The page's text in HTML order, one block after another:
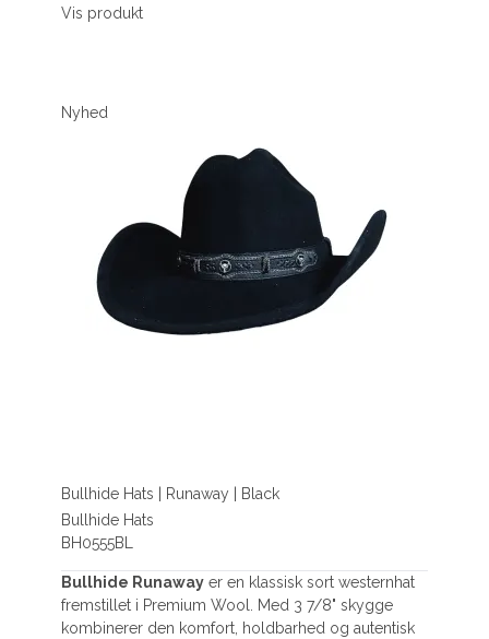
Vis produkt
Nyhed
Bullhide Hats | Runaway | Black
Bullhide Hats
BH0555BL
Bullhide Runaway er en klassisk sort westernhat
fremstillet i Premium Wool. Med 3 7/8" skygge
kombinerer den komfort, holdbarhed og autentisk